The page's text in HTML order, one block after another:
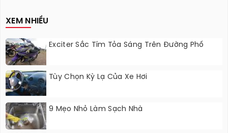
XEM NHIỀU
Exciter Sắc Tím Tỏa Sáng Trên Đường Phố
Tùy Chọn Kỳ Lạ Của Xe Hơi
9 Mẹo Nhỏ Làm Sạch Nhà